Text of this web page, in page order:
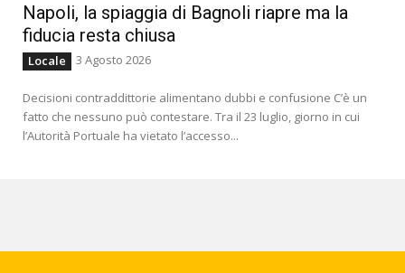
Napoli, la spiaggia di Bagnoli riapre ma la
fiducia resta chiusa
Locale 3 Agosto 2026
Decisioni contraddittorie alimentano dubbi e confusione C’è un
fatto che nessuno può contestare. Tra il 23 luglio, giorno in cui
l’Autorità Portuale ha vietato l’accesso...